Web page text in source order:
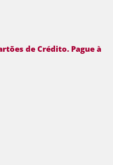
de Crédito. Pague à